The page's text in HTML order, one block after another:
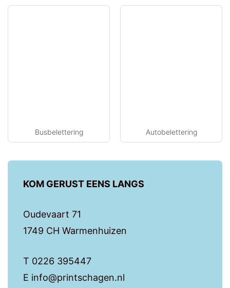
Busbelettering Autobelettering
KOM GERUST EENS LANGS
Oudevaart 71
1749 CH Warmenhuizen
T 0226 395447
E info@printschagen.nl